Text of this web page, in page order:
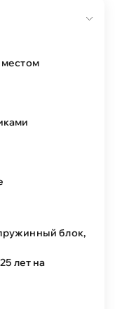
блок,
лет на